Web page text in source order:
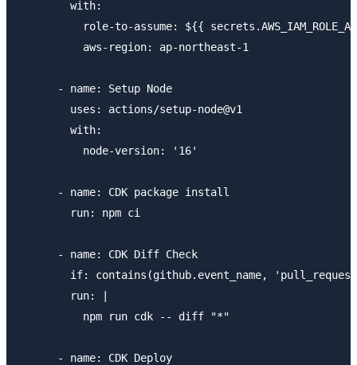
        with:
role-to-assume: ${{
          aws-region: ap-northeast-1
      - name: Setup Node
        uses: actions/setup-node@v1
        with:
          node-version: '16'
      - name: CDK package install
        run: npm ci
      - name: CDK Diff Check
if: contains(github.event_name,
        run: |
          npm run cdk -- diff "*"
      - name: CDK Deploy